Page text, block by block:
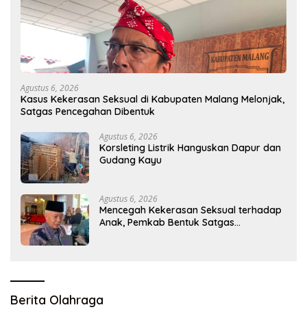
Agustus 6, 2026
Kasus Kekerasan Seksual di Kabupaten Malang Melonjak,
Satgas Pencegahan Dibentuk
Agustus 6, 2026
Korsleting Listrik Hanguskan Dapur dan
Gudang Kayu
Agustus 6, 2026
Mencegah Kekerasan Seksual terhadap
Anak, Pemkab Bentuk Satgas
Berita Olahraga